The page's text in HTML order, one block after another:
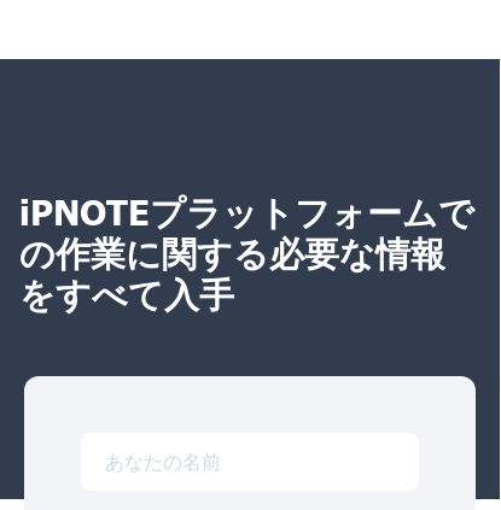
iPNOTEプラットフォームで
の作業に関する必要な情報
をすべて入手
あなたの名前